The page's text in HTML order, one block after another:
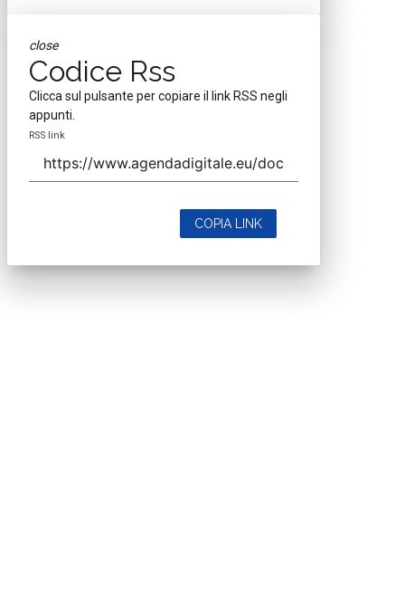
close
Codice Rss
Clicca sul pulsante per copiare il link RSS negli
appunti.
RSS link
COPIA LINK